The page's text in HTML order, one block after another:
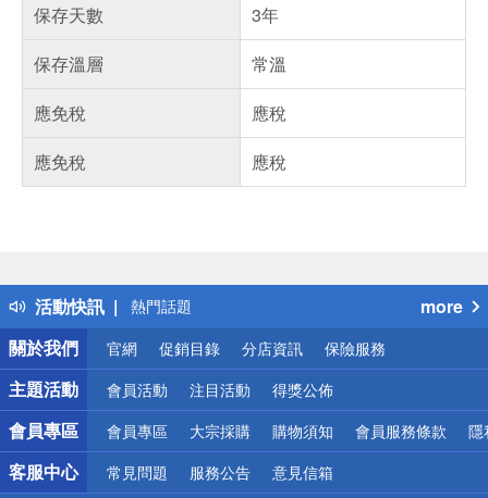
保存天數
3年
保存溫層
常溫
應免稅
應稅
應免稅
應稅
活動快訊
得獎公告
熱門話題
銀行優惠
偏遠地區配送
詐騙網頁！請小心！
more
關於我們
官網 促銷目錄 分店資訊 保險服務
主題活動 會員活動 注目活動 得獎公佈
會員專區 會員專區 大宗採購 購物須知 會員服務條款 隱
客服中心 常見問題 服務公告 意見信箱